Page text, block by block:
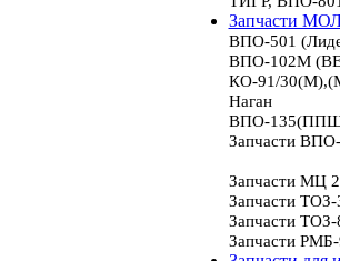
Запчасти
ВПО-501
ВПО-102М
КО-91/
Наган
ВПО-
Запчасти
Запчасти МЦ
Запчасти ТОЗ-
Запчасти ТОЗ-
Запчасти